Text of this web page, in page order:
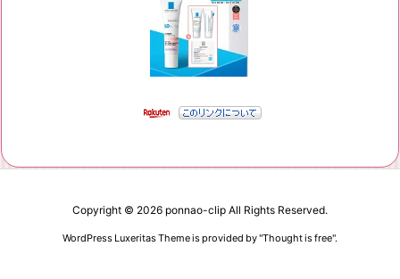
Copyright © 2026 ponnao-clip All Rights Reserved.
WordPress Luxeritas Theme is provided by "Thought is free".